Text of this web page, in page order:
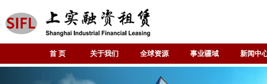
首 页 关于我们 全球资源 事业疆域 新闻中